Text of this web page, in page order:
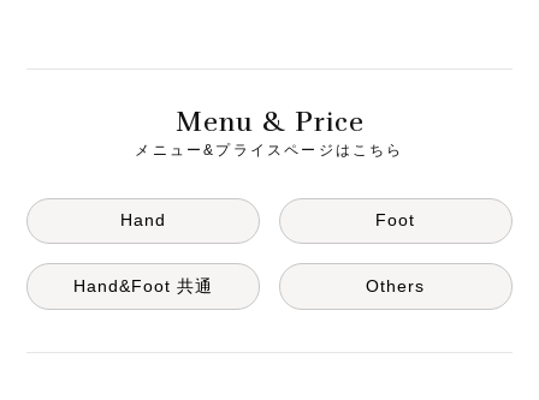
Menu & Price
メニュー&プライスページはこちら
Hand Foot
Hand&Foot 共通 Others